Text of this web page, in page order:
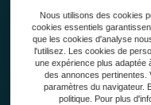
Nous utilisons des cookies
cookies essentiels
que les cookies d'analyse
l'utilisez. Les cookies de
une expérience plus
des annonces pertinentes.
paramètres du navigateur.
politique. Pour plus